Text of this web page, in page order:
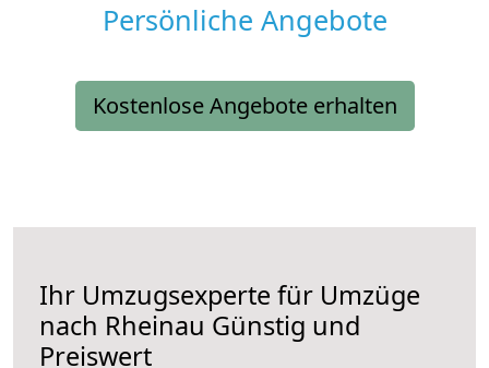
Persönliche Angebote
Kostenlose Angebote erhalten
Ihr Umzugsexperte für Umzüge
nach Rheinau Günstig und
Preiswert